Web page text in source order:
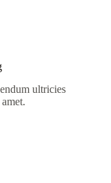
ultricies